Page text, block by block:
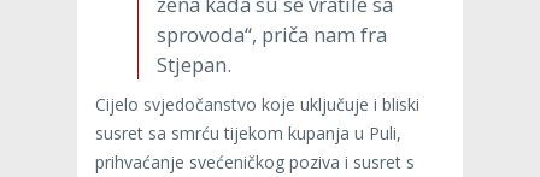
sprovoda“, priča nam fra
Stjepan.
Cijelo svjedočanstvo koje uključuje i bliski
susret sa smrću tijekom kupanja u Puli,
prihvaćanje svećeničkog poziva i susret s